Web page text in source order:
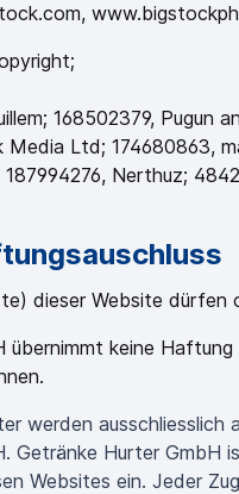
168502379, Pugun
Media Ltd; 174680863,
187994276, Nerthuz;
dieser Website dürfen
übernimmt keine
werden
Getränke Hurter
Websites ein. Jeder